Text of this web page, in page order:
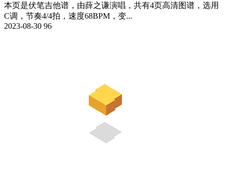
本页是伏笔吉他谱，由薛之谦演唱，共有4页高清图谱，选用
C调，节奏4/4拍，速度68BPM，变...
2023-08-30 96